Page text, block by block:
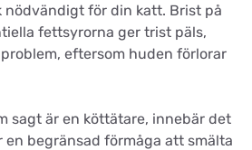
nödvändigt för din katt. Brist på
fettsyrorna ger trist päls,
eftersom huden förlorar
sagt är en köttätare, innebär det
begränsad förmåga att smälta